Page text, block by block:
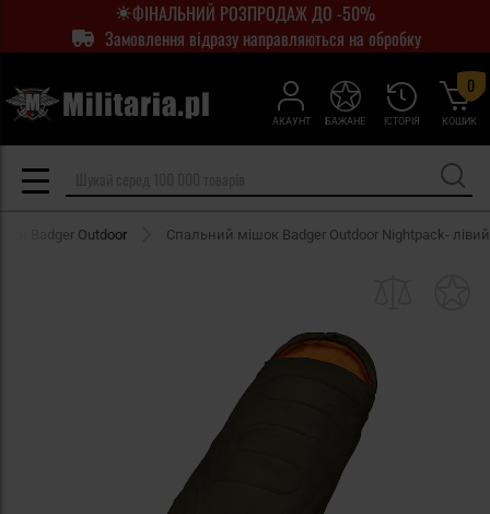
ФІНАЛЬНИЙ РОЗПРОДАЖ ДО -50%
Замовлення відразу направляються на обробку
АКАУНТ ІСТОРІЯ
БАЖАНЕ КОШИК
0
Badger Outdoor Спальний мішок Badger Outdoor Nightpack- лівий